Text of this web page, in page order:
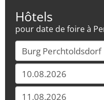
Hôtels
pour date de foire à